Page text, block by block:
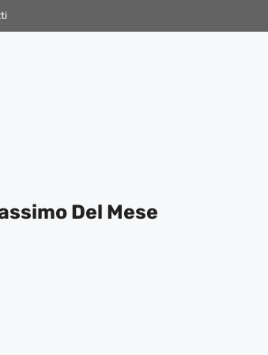
Del Mese